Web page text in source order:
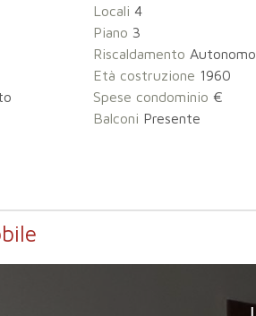
Locali 4
Piano 3
Riscaldamento Autonomo
Età costruzione 1960
Spese condominio €
Balconi Presente